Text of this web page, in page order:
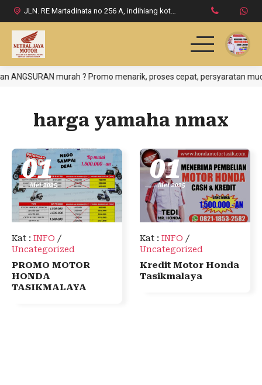
JLN. RE Martadinata no 256 A, indihiang kota tasikmalaya
HOME
PRODUK HONDA
INFO & PROMO
LOKASI DEALER
ANGSURAN murah ? Promo menarik, proses cepat, persyaratan
harga yamaha nmax
01
Mei 2025
Kat : INFO /
Uncategorized
PROMO MOTOR
HONDA
TASIKMALAYA
01
Mei 2025
Kat : INFO /
Uncategorized
Kredit Motor Honda
Tasikmalaya